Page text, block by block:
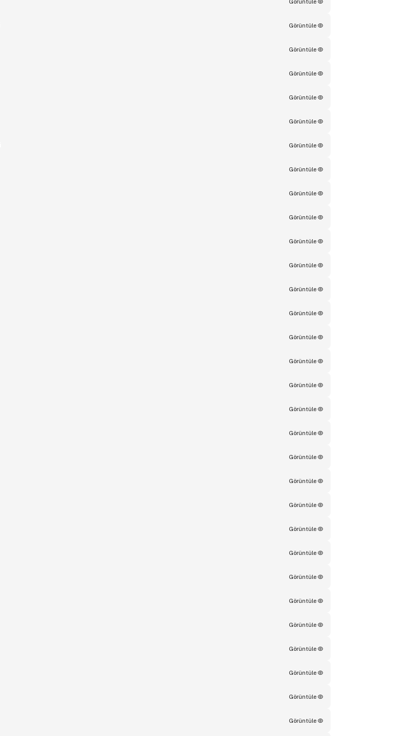
Görüntüle
Görüntüle
Görüntüle
Görüntüle
Görüntüle
Görüntüle
Görüntüle
Görüntüle
Görüntüle
Görüntüle
Görüntüle
Görüntüle
Görüntüle
Görüntüle
Görüntüle
Görüntüle
Görüntüle
Görüntüle
Görüntüle
Görüntüle
Görüntüle
Görüntüle
Görüntüle
Görüntüle
Görüntüle
Görüntüle
Görüntüle
Görüntüle
Görüntüle
Görüntüle